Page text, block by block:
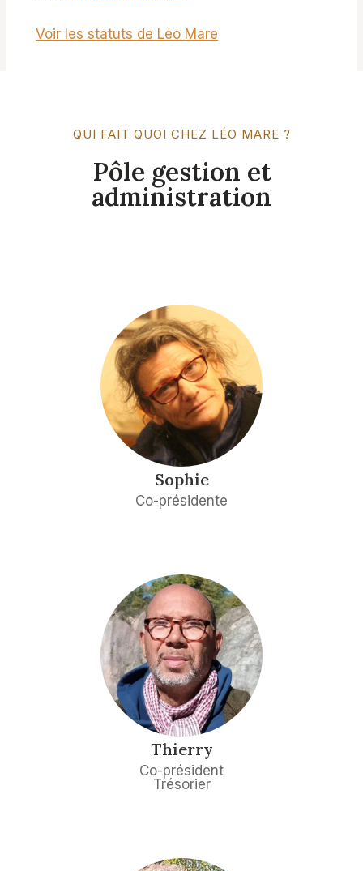
Voir les statuts de Léo Mare
QUI FAIT QUOI CHEZ LÉO MARE ?
Pôle gestion et
administration
Sophie
Co-présidente
Thierry
Co-président
Trésorier